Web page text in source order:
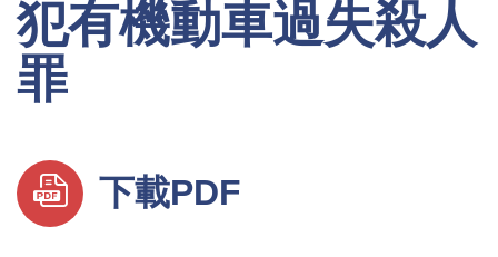
犯有機動車過失殺人
罪
下載PDF